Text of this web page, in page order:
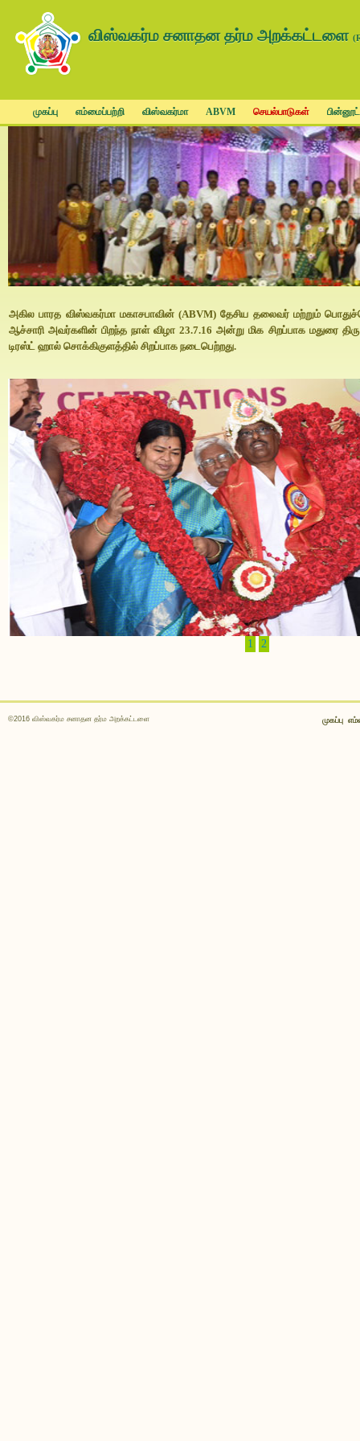
விஸ்வகர்ம சனாதன தர்ம அறக்கட்டளை
முகப்பு எம்மைப்பற்றி விஸ்வகர்மா ABVM செயல்பாடுகள்
அகில பாரத விஸ்வகர்மா மகாசபாவின் (ABVM) தேசிய தலைவர் மற்றும்
ஆச்சாரி அவர்களின் பிறந்த நாள் விழா 23.7.16 அன்று மிக சிறப்பாக மதுரை
டிரஸ்ட் ஹால் சொக்கிகுளத்தில் சிறப்பாக நடைபெற்றது.
1 2
முகப்பு
©2016 விஸ்வகர்ம சனாதன தர்ம அறக்கட்டளை